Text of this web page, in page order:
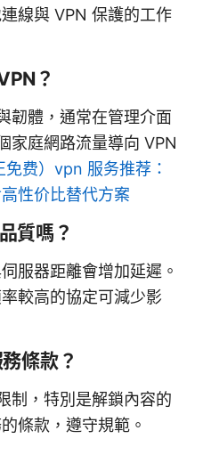
線與 VPN 保護的工作
？
韌體，通常在管理介面
家庭網路流量導向 VPN
费）vpn 服务推荐：
性价比替代方案
質嗎？
服器距離會增加延遲。
較高的協定可減少影
條款？
制，特別是解鎖內容的
條款，遵守規範。